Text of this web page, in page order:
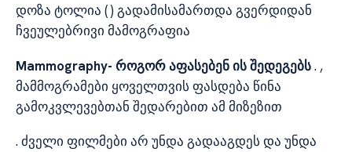
დოზა ტოლია ( ) გადამისამართდა გვერდიდან
ჩვეულებრივი მამოგრაფია
Mammography- როგორ აფასებენ ის შედეგებს. ,
მამმოგრამები ყოველთვის ფასდება წინა
გამოკვლევებთან შედარებით ამ მიზეზით
. ძველი ფილმები არ უნდა გადააგდეს და უნდა